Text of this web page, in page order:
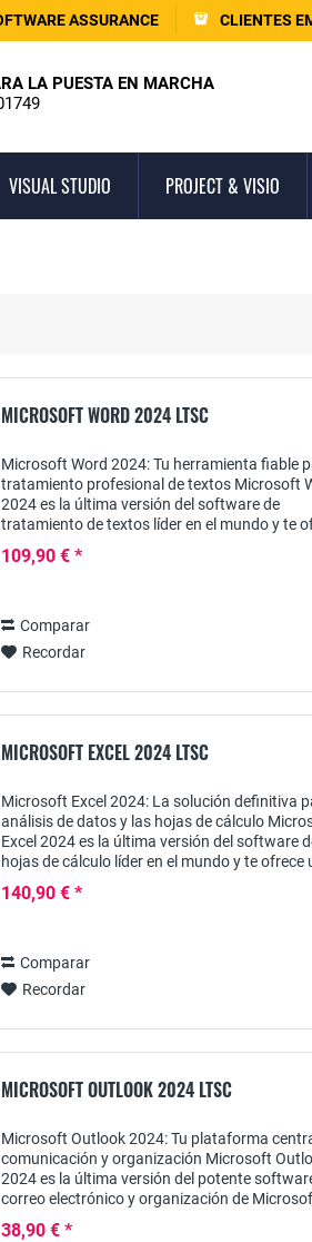
ASSURANCE CLIENTES
LA PUESTA EN MARCHA
VISUAL STUDIO PROJECT & VISIO
MICROSOFT WORD 2024 LTSC
Microsoft Word 2024: Tu herramienta fiable
tratamiento profesional de textos Microsoft
2024 es la última versión del software de
tratamiento de textos líder en el mundo y te
109,90 € *
Comparar
Recordar
MICROSOFT EXCEL 2024 LTSC
Microsoft Excel 2024: La solución definitiva
análisis de datos y las hojas de cálculo
Excel 2024 es la última versión del software
hojas de cálculo líder en el mundo y te ofrece
140,90 € *
Comparar
Recordar
MICROSOFT OUTLOOK 2024 LTSC
Microsoft Outlook 2024: Tu plataforma
comunicación y organización Microsoft
2024 es la última versión del potente
correo electrónico y organización de
38,90 € *